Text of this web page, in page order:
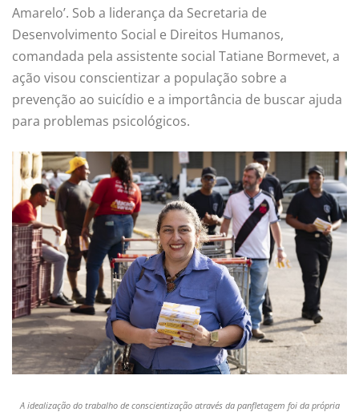
Amarelo’. Sob a liderança da Secretaria de
Desenvolvimento Social e Direitos Humanos,
comandada pela assistente social Tatiane Bormevet, a
ação visou conscientizar a população sobre a
prevenção ao suicídio e a importância de buscar ajuda
para problemas psicológicos.
A idealização do trabalho de conscientização através da panfletagem foi da própria